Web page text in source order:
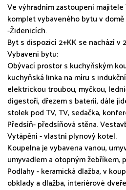
Ve výhradním zastoupení
komplet vybaveného bytu v domě
-Židenicích.
Byt s dispozicí 2+KK se nachází v
Vybavení bytu:
Obývací prostor s kuchyňským
kuchyňská linka na míru s
elektrickou troubou, myčkou,
digestoří, dřezem s baterií, dále
stolek pod TV, TV, sedačka,
Předsíň- předsíňová stěna.
Vytápění - vlastní plynový kotel.
Koupelna je vybavena vanou,
umyvadlem a otopným žebříkem,
Podlahy - keramická dlažba, v
obklady a dlažba, interiérové